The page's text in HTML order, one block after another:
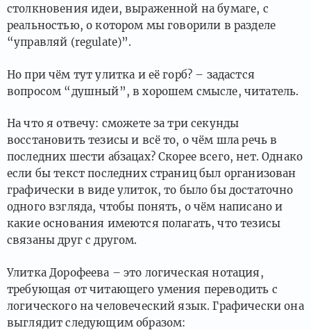
столкновения идеи, выраженной на бумаге, с
реальностью, о котором мы говорили в разделе
“управляй (regulate)”.
Но при чём тут улитка и её горб? – задастся
вопросом “душный”, в хорошем смысле, читатель.
На что я отвечу: сможете за три секунды
восстановить тезисы и всё то, о чём шла речь в
последних шести абзацах? Скорее всего, нет. Однако
если бы текст последних страниц был организован
графически в виде улиток, то было бы достаточно
одного взгляда, чтобы понять, о чём написано и
какие основания имеются полагать, что тезисы
связаны друг с другом.
Улитка Дорофеева – это логическая нотация,
требующая от читающего умения переводить с
логического на человеческий язык. Графически она
выглядит следующим образом: